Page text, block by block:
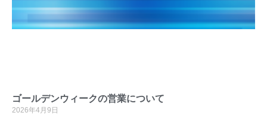
ゴールデンウィークの営業について
2026年4月9日